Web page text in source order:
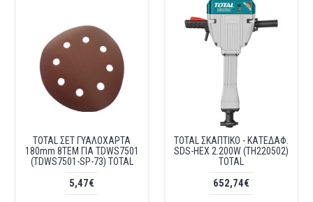
TOTAL ΣΕΤ ΓΥΑΛΟΧΑΡΤΑ
180mm 8TEM ΓΙΑ TDWS7501
(TDWS7501-SP-73) TOTAL
5,47€
TOTAL ΣΚΑΠΤΙΚΟ - ΚΑΤΕΔΑΦ.
SDS-HEX 2.200W (TH220502)
TOTAL
652,74€